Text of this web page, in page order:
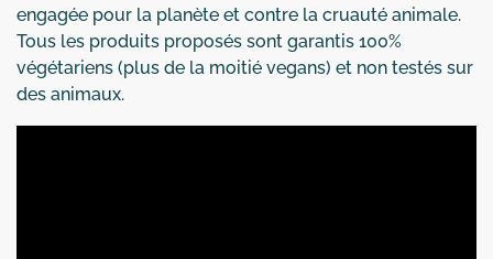
engagée pour la planète et contre la cruauté animale.
Tous les produits proposés sont garantis 100%
végétariens (plus de la moitié vegans) et non testés sur
des animaux.